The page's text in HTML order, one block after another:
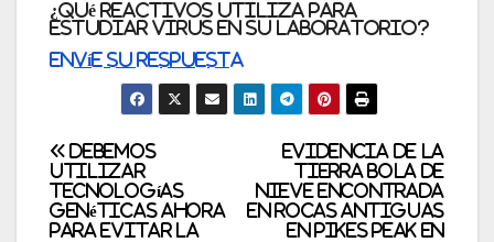
¿Qué reactivos utiliza para
estudiar virus en su laboratorio?
Envíe su respuesta
Post
navigation
Evidencia de la
Tierra Bola de
Nieve encontrada
en rocas antiguas
en Pikes Peak en
Debemos
utilizar
tecnologías
genéticas ahora
para evitar la